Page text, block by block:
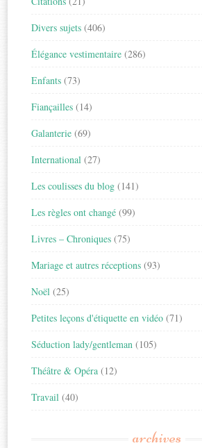
Divers sujets (406)
Élégance vestimentaire (286)
Enfants (73)
Fiançailles (14)
Galanterie (69)
International (27)
Les coulisses du blog (141)
Les règles ont changé (99)
Livres – Chroniques (75)
Mariage et autres réceptions (93)
Noël (25)
Petites leçons d'étiquette en vidéo (71)
Séduction lady/gentleman (105)
Théâtre & Opéra (12)
Travail (40)
archives